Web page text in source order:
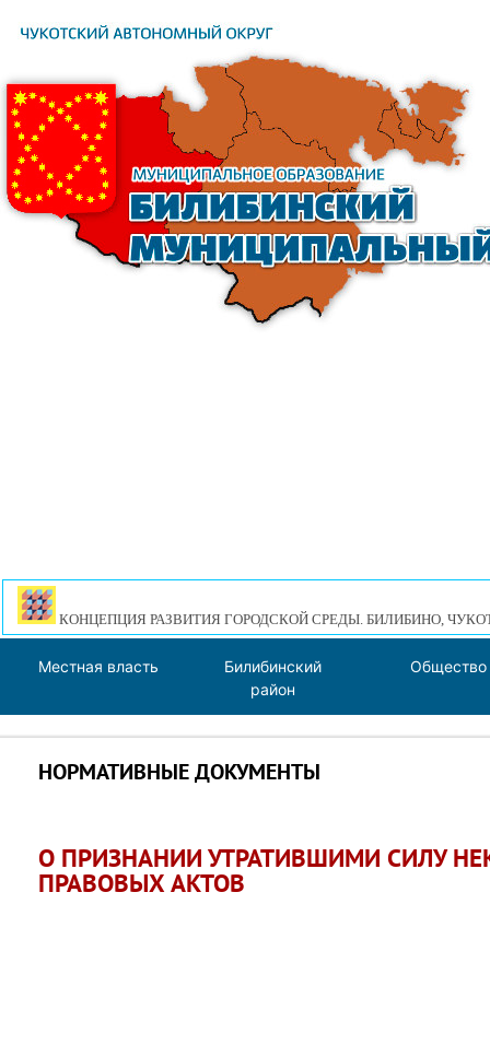
КОНЦЕПЦИЯ РАЗВИТИЯ ГОРОДСКОЙ СРЕДЫ. БИЛИБИНО,
Местная власть
Билибинский
район
Общество
НОРМАТИВНЫЕ ДОКУМЕНТЫ
О ПРИЗНАНИИ УТРАТИВШИМИ СИЛУ
ПРАВОВЫХ АКТОВ